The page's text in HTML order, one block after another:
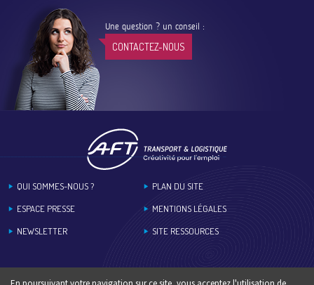
Une question ? un conseil :
CONTACTEZ-NOUS
QUI SOMMES-NOUS ?
ESPACE PRESSE
NEWSLETTER
PLAN DU SITE
MENTIONS LÉGALES
SITE RESSOURCES